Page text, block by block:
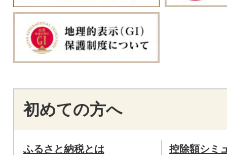
初めての方へ
ふるさと納税とは 控除額シミ